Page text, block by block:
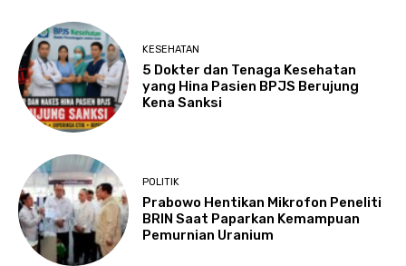
KESEHATAN
5 Dokter dan Tenaga Kesehatan
yang Hina Pasien BPJS Berujung
Kena Sanksi
POLITIK
Prabowo Hentikan Mikrofon Peneliti
BRIN Saat Paparkan Kemampuan
Pemurnian Uranium